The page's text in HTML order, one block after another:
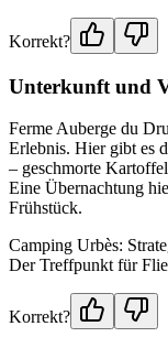
Korrekt?
Unterkunft und
Ferme Auberge du
Erlebnis. Hier gibt es
– geschmorte
Eine Übernachtung
Frühstück.
Camping Urbès:
Der Treffpunkt für
Korrekt?